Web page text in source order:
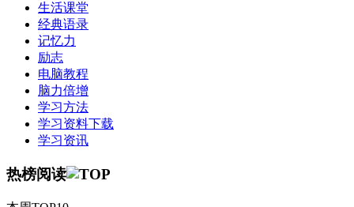
生活课堂
经典语录
记忆力
励志
电脑教程
脑力倍增
学习方法
学习资料下载
学习资讯
热榜阅读